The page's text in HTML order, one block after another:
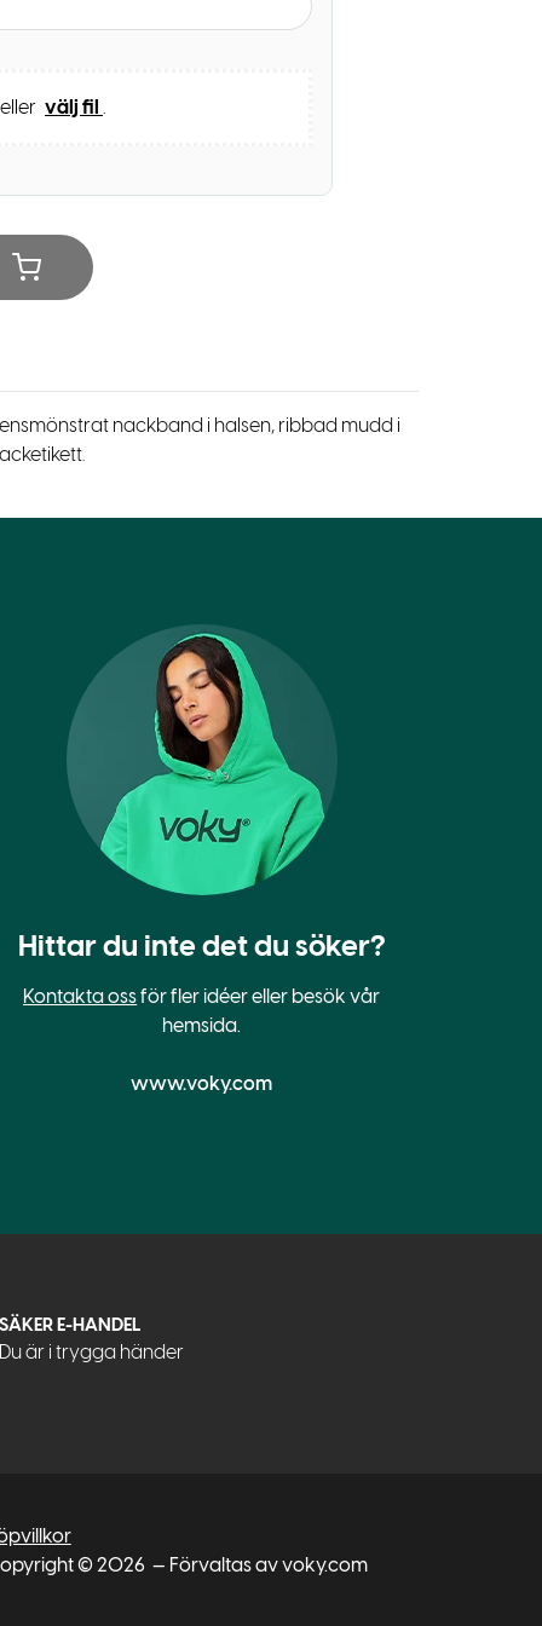
välj fil .
nackband i halsen, ribbad mudd i
Hittar du inte det du söker?
Kontakta ossför fler idéer eller besök vår
hemsida.
www.voky.com
SÄKER E-HANDEL
Du är i trygga händer
© 2026 — Förvaltas av voky.com